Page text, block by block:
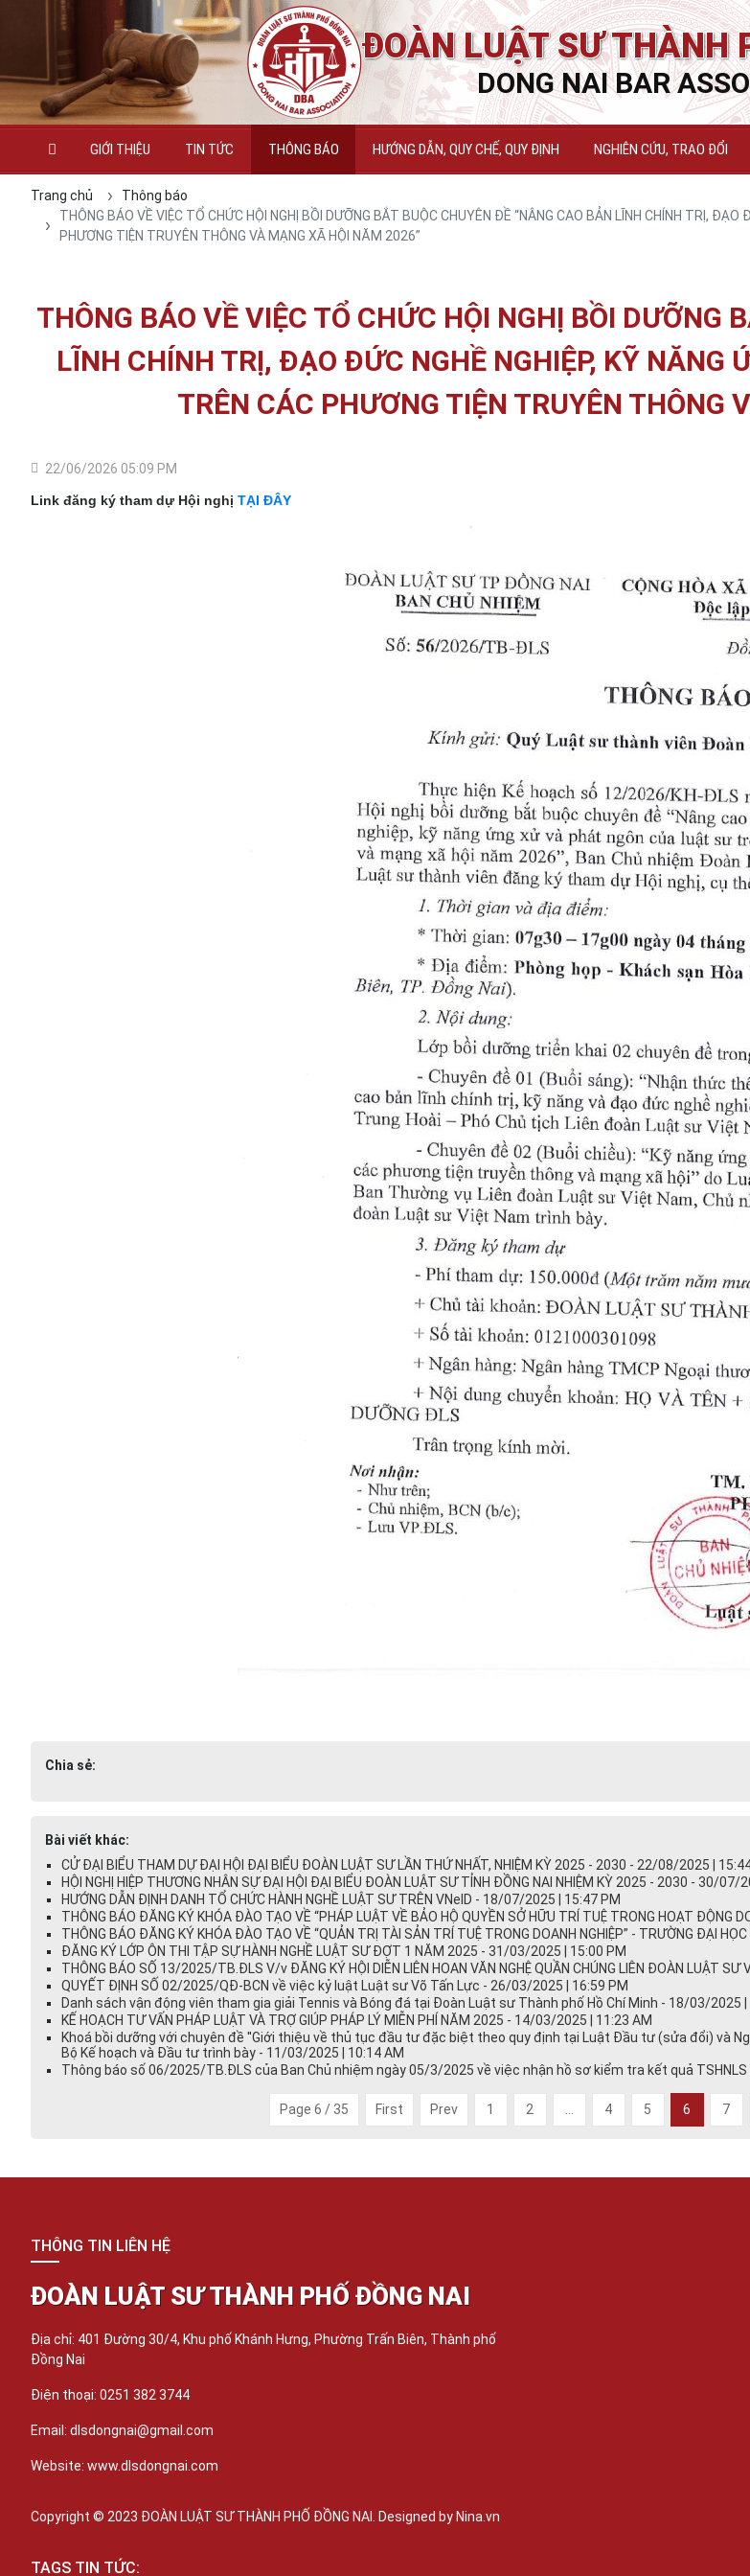
ĐOÀN LUẬT SƯ THÀNH
DONG NAI BAR
GIỚI THIỆU TIN TỨC THÔNG BÁO HƯỚNG DẪN, QUY CHẾ, QUY ĐỊNH NGHIÊN CỨU, TRAO ĐỔI
Trang chủ
Thông báo
THÔNG BÁO VỀ VIỆC TỔ CHỨC HỘI NGHỊ BỒI DƯỠNG BẮT BUỘC CHUYÊN ĐỀ “NÂNG CAO BẢN LĨNH CHÍNH TRỊ,
PHƯƠNG TIỆN TRUYÊN THÔNG VÀ MẠNG XÃ HỘI NĂM 2026”
THÔNG BÁO VỀ VIỆC TỔ CHỨC HỘI NGHỊ BỒI DƯỠNG
LĨNH CHÍNH TRỊ, ĐẠO ĐỨC NGHỀ NGHIỆP, KỸ NĂNG
TRÊN CÁC PHƯƠNG TIỆN TRUYÊN THÔNG
22/06/2026 05:09 PM
Link đăng ký tham dự Hội nghị TẠI ĐÂY
Chia sẻ:
Bài viết khác:
CỬ ĐẠI BIỂU THAM DỰ ĐẠI HỘI ĐẠI BIỂU ĐOÀN LUẬT SƯ LẦN THỨ NHẤT, NHIỆM KỲ 2025 - 2030 - 22/08/2025 |
HỘI NGHỊ HIỆP THƯƠNG NHÂN SỰ ĐẠI HỘI ĐẠI BIỂU ĐOÀN LUẬT SƯ TỈNH ĐỒNG NAI NHIỆM KỲ 2025 - 2030 - 30/07/
HƯỚNG DẪN ĐỊNH DANH TỔ CHỨC HÀNH NGHỀ LUẬT SƯ TRÊN VNeID - 18/07/2025 | 15:47 PM
THÔNG BÁO ĐĂNG KÝ KHÓA ĐÀO TẠO VỀ “PHÁP LUẬT VỀ BẢO HỘ QUYỀN SỞ HỮU TRÍ TUỆ TRONG HOẠT ĐỘNG
THÔNG BÁO ĐĂNG KÝ KHÓA ĐÀO TẠO VỀ “QUẢN TRỊ TÀI SẢN TRÍ TUỆ TRONG DOANH NGHIỆP” - TRƯỜNG ĐẠI
ĐĂNG KÝ LỚP ÔN THI TẬP SỰ HÀNH NGHỀ LUẬT SƯ ĐỢT 1 NĂM 2025 - 31/03/2025 | 15:00 PM
THÔNG BÁO SỐ 13/2025/TB.ĐLS V/v ĐĂNG KÝ HỘI DIỄN LIÊN HOAN VĂN NGHỆ QUẦN CHÚNG LIÊN ĐOÀN LUẬT
QUYẾT ĐỊNH SỐ 02/2025/QĐ-BCN về việc kỷ luật Luật sư Võ Tấn Lực - 26/03/2025 | 16:59 PM
Danh sách vận động viên tham gia giải Tennis và Bóng đá tại Đoàn Luật sư Thành phố Hồ Chí Minh - 18/03/2025 |
KẾ HOẠCH TƯ VẤN PHÁP LUẬT VÀ TRỢ GIÚP PHÁP LÝ MIỄN PHÍ NĂM 2025 - 14/03/2025 | 11:23 AM
Khoá bồi dưỡng với chuyên đề ''Giới thiệu về thủ tục đầu tư đặc biệt theo quy định tại Luật Đầu tư (sửa đổi) và
Bộ Kế hoạch và Đầu tư trình bày - 11/03/2025 | 10:14 AM
Thông báo số 06/2025/TB.ĐLS của Ban Chủ nhiệm ngày 05/3/2025 về việc nhận hồ sơ kiểm tra kết quả
Page 6 / 35 First Prev 1 2 4 5 6 7
THÔNG TIN LIÊN HỆ
ĐOÀN LUẬT SƯ THÀNH PHỐ ĐỒNG NAI
Địa chỉ: 401 Đường 30/4, Khu phố Khánh Hưng, Phường Trấn Biên, Thành phố
Đồng Nai
Điện thoại: 0251 382 3744
Email: dlsdongnai@gmail.com
Website: www.dlsdongnai.com
Copyright © 2023 ĐOÀN LUẬT SƯ THÀNH PHỐ ĐỒNG NAI. Designed by Nina.vn
TAGS TIN TỨC: